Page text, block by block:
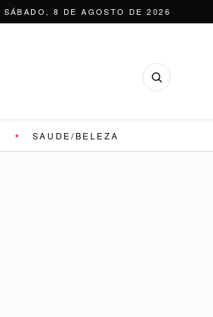
SÁBADO, 8 DE AGOSTO DE 2026
SAUDE/BELEZA